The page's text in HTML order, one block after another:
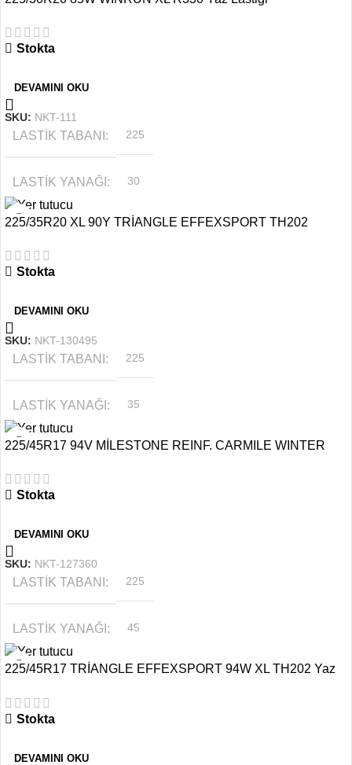
MEVSIM Kış
JANT ÖLÇÜSÜ
Stokta
DEVAMINI OKU
SKU: NKT-111
LASTIK TABANI 225
LASTIK YANAĞI 30
MEVSIM YAZ
JANT ÖLÇÜSÜ
225/35R20 XL 90Y TRİANGLE EFFEXSPORT TH202
Stokta
DEVAMINI OKU
SKU: NKT-130495
LASTIK TABANI 225
LASTIK YANAĞI 35
MEVSIM YAZ
JANT ÖLÇÜSÜ
225/45R17 94V MİLESTONE REINF. CARMILE WINTER
Stokta
DEVAMINI OKU
SKU: NKT-127360
LASTIK TABANI 225
LASTIK YANAĞI 45
MEVSIM Kış
JANT ÖLÇÜSÜ
225/45R17 TRİANGLE EFFEXSPORT 94W XL TH202 Yaz
Stokta
DEVAMINI OKU